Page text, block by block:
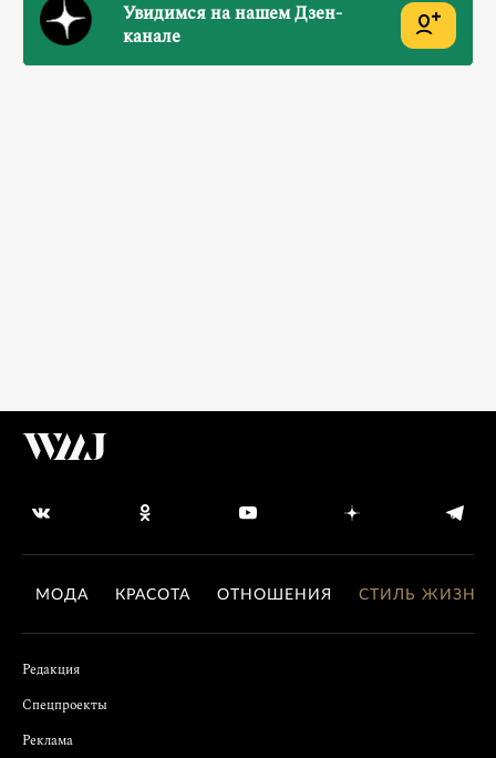
Увидимся на нашем Дзен-
канале
МОДА КРАСОТА ОТНОШЕНИЯ СТИЛЬ ЖИЗНИ
Редакция
Спецпроекты
Реклама